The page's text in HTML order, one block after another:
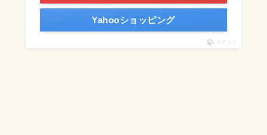
Yahooショッピング
ポチップ